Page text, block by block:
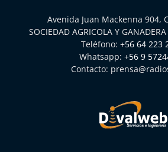
Avenida Juan Mackenna 904,
SOCIEDAD AGRICOLA Y
Teléfono: +56 64 223
Whatsapp: +56 9
Contacto: